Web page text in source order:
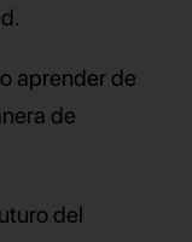
aprender de
de
del